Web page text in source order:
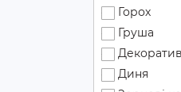
Горох
Груша
Диня